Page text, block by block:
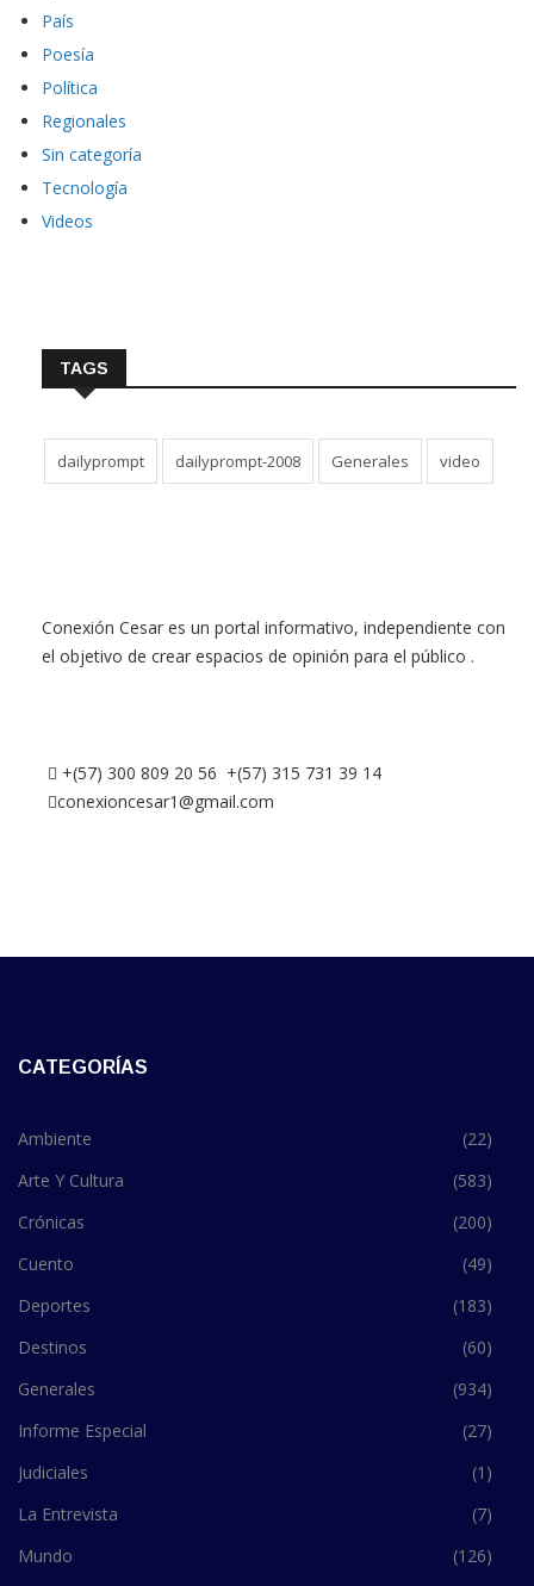
País
Poesía
Política
Regionales
Sin categoría
Tecnología
Videos
TAGS
dailyprompt dailyprompt-2008 Generales video
Conexión Cesar es un portal informativo, independiente con
el objetivo de crear espacios de opinión para el público .
+(57) 300 809 20 56 +(57) 315 731 39 14
conexioncesar1@gmail.com
CATEGORÍAS
Ambiente
(22)
Arte Y Cultura
(583)
Crónicas
(200)
Cuento
(49)
Deportes
(183)
Destinos
(60)
Generales
(934)
Informe Especial
(27)
Judiciales
(1)
La Entrevista
(7)
Mundo
(126)